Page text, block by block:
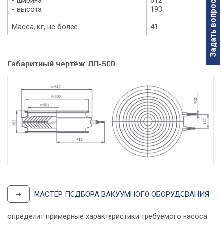
Задать вопрос
- высота
193
Масса, кг, не более
41
Габаритный чертёж ЛП-500
➜ МАСТЕР ПОДБОРА ВАКУУМНОГО ОБОРУДОВАНИЯ
определит примерные характеристики требуемого насоса